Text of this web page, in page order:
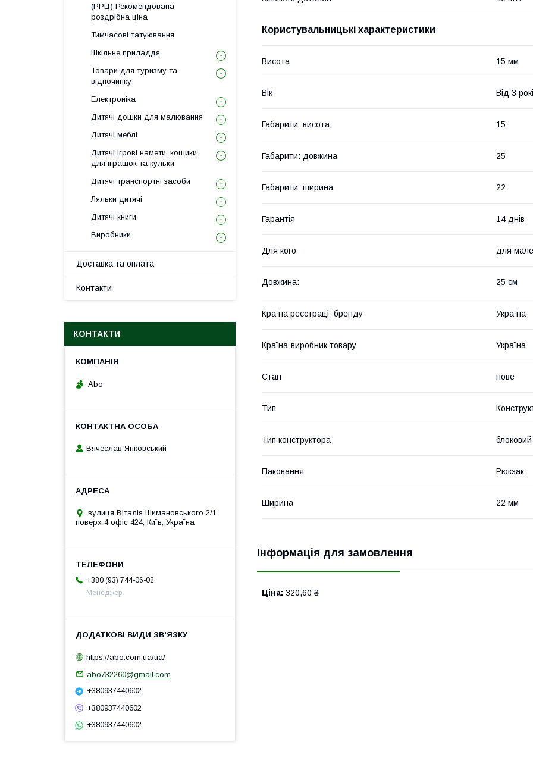
Користувальницькі характеристики
Висота 15 мм
Вік Від 3
Габарити: висота 15
Габарити: довжина 25
Габарити: ширина 22
Гарантія 14 днів
Для кого для
Довжина: 25 см
Країна реєстрації бренду Україна
Країна-виробник товару Україна
Стан нове
Тип
Тип конструктора блоковий
Паковання Рюкзак
Ширина 22 мм
Інформація для замовлення
Ціна: 320,60 ₴
(РРЦ) Рекомендована
роздрібна ціна
Тимчасові татуювання
Шкільне приладдя
Товари для туризму та
відпочинку
Електроніка
Дитячі дошки для малювання
Дитячі меблі
Дитячі ігрові намети, кошики
для іграшок та кульки
Дитячі транспортні засоби
Ляльки дитячі
Дитячі книги
Виробники
Доставка та оплата
Контакти
КОНТАКТИ
Abo
Вячеслав Янковський
вулиця Віталія Шимановського 2/1
поверх 4 офіс 424, Київ, Україна
+380 (93) 744-06-02
Менеджер
https://abo.com.ua/ua/
abo732260@gmail.com
+380937440602
+380937440602
+380937440602